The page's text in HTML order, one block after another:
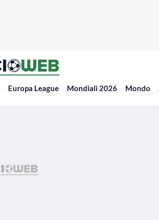
Europa League Mondiali 2026 Mondo